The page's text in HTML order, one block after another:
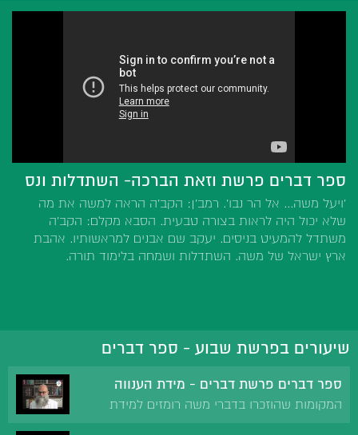
ספר דברים פרשת וזאת הברכה- השתדלות ונס
'ויעל משה... אל הר נבו'. רמב'ן: הקב'ה הראה למשה את מה
שלא יכול היה לראות בצורה טבעית. הסבא מקלם: הקב'ה
משתדל להמעיט בניסים. יעקב שם אבנים למראשותיו. אהבת
ארץ ישראל של משה. השתדלות ושמחה בלימוד תורה.
שיעורים בפרשת שבוע - ספר דברים
ספר דברים פרשת דברים - מידת הענווה
המקומות שהוזכרו בדברי משה רומזים למידת